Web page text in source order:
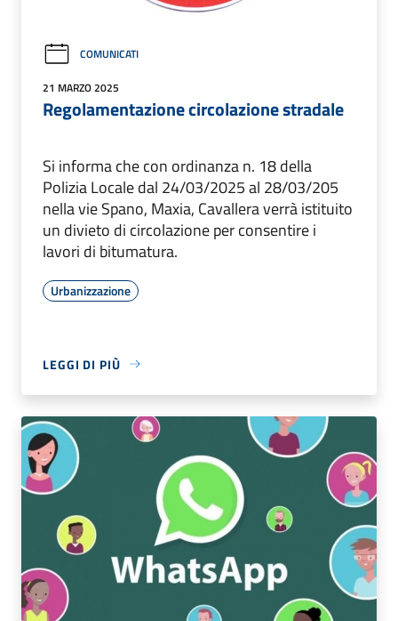
COMUNICATI
21 MARZO 2025
Regolamentazione circolazione stradale
Si informa che con ordinanza n. 18 della
Polizia Locale dal 24/03/2025 al 28/03/205
nella vie Spano, Maxia, Cavallera verrà istituito
un divieto di circolazione per consentire i
lavori di bitumatura.
Urbanizzazione
LEGGI DI PIÙ